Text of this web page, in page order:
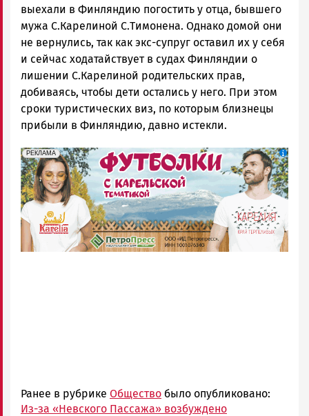
выехали в Финляндию погостить у отца, бывшего
мужа С.Карелиной С.Тимонена. Однако домой они
не вернулись, так как экс-супруг оставил их у себя
и сейчас ходатайствует в судах Финляндии о
лишении С.Карелиной родительских прав,
добиваясь, чтобы дети остались у него. При этом
сроки туристических виз, по которым близнецы
прибыли в Финляндию, давно истекли.
erid: Pb3XmBtzt7qh4nNaikXnuHE1bzSb6Vb4eeL28Ue
РЕКЛАМА
Реклама
Ранее в рубрике Общество было опубликовано:
Из-за «Невского Пассажа» возбуждено